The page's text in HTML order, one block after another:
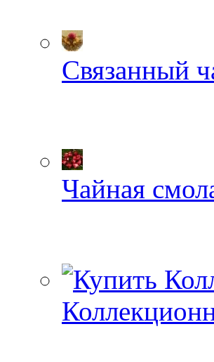
Связанный
Чайная